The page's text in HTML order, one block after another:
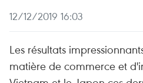
12/12/2019 16:03
Les résultats
matière de commerce et